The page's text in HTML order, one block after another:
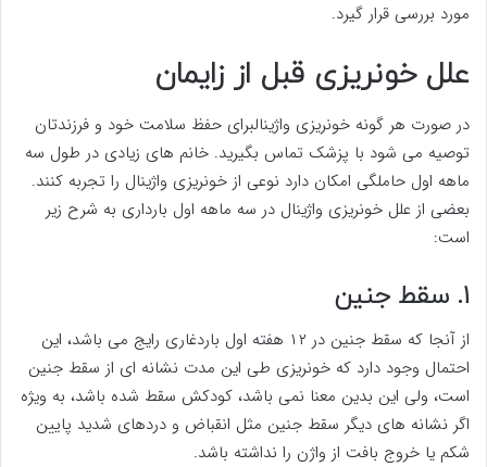
مورد بررسی قرار گیرد.
علل خونریزی قبل از زایمان
در صورت هر گونه خونریزی واژینالبرای حفظ سلامت خود و فرزندتان
توصیه می شود با پزشک تماس بگیرید. خانم های زیادی در طول سه
ماهه اول حاملگی امکان دارد نوعی از خونریزی واژینال را تجربه کنند.
بعضی از علل خونریزی واژینال در سه ماهه اول بارداری به شرح زیر
است:
۱. سقط جنین
از آنجا که سقط جنین در ۱۲ هفته اول باردغاری رایج می باشد، این
احتمال وجود دارد که خونریزی طی این مدت نشانه ای از سقط جنین
است، ولی این بدین معنا نمی باشد، کودکش سقط شده باشد، به ویژه
اگر نشانه های دیگر سقط جنین مثل انقباض و دردهای شدید پایین
شکم یا خروج بافت از واژن را نداشته باشد.